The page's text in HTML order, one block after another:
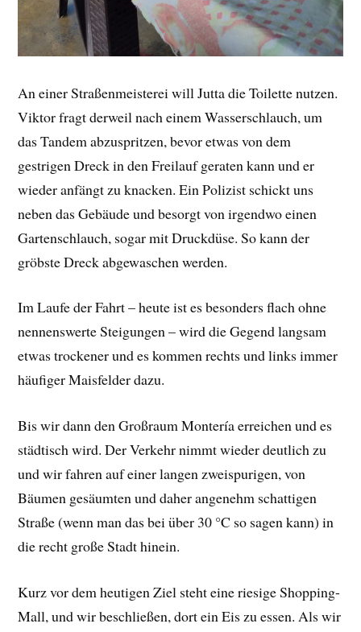
An einer Straßenmeisterei will Jutta die Toilette nutzen.
Viktor fragt derweil nach einem Wasserschlauch, um
das Tandem abzuspritzen, bevor etwas von dem
gestrigen Dreck in den Freilauf geraten kann und er
wieder anfängt zu knacken. Ein Polizist schickt uns
neben das Gebäude und besorgt von irgendwo einen
Gartenschlauch, sogar mit Druckdüse. So kann der
gröbste Dreck abgewaschen werden.
Im Laufe der Fahrt – heute ist es besonders flach ohne
nennenswerte Steigungen – wird die Gegend langsam
etwas trockener und es kommen rechts und links immer
häufiger Maisfelder dazu.
Bis wir dann den Großraum Montería erreichen und es
städtisch wird. Der Verkehr nimmt wieder deutlich zu
und wir fahren auf einer langen zweispurigen, von
Bäumen gesäumten und daher angenehm schattigen
Straße (wenn man das bei über 30 °C so sagen kann) in
die recht große Stadt hinein.
Kurz vor dem heutigen Ziel steht eine riesige Shopping-
Mall, und wir beschließen, dort ein Eis zu essen. Als wir